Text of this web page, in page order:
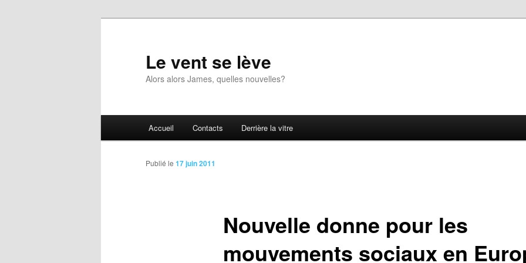
Le vent se lève
Alors alors James, quelles nouvelles?
Accueil Contacts Derrière la vitre
Nouvelle donne pour les
mouvements sociaux en
Publié le 17 juin 2011